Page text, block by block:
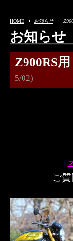
HOME お知らせ
お知らせ
Z900RS
5/02)
ご